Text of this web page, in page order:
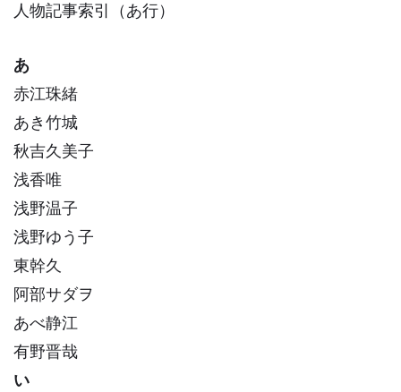
人物記事索引（あ行）
あ
赤江珠緒
あき竹城
秋吉久美子
浅香唯
浅野温子
浅野ゆう子
東幹久
阿部サダヲ
あべ静江
有野晋哉
い